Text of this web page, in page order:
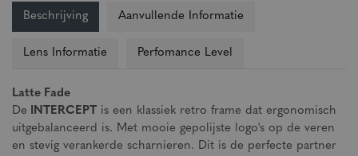
Beschrijving Aanvullende Informatie
Lens Informatie Perfomance Level
Latte Fade
De INTERCEPT is een klassiek retro frame dat ergonomisch
uitgebalanceerd is. Met mooie gepolijste logo's op de veren
en stevig verankerde scharnieren. Dit is de perfecte partner